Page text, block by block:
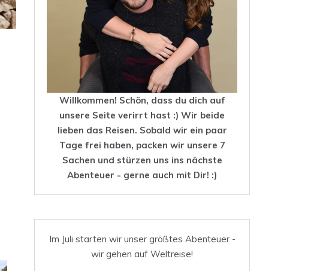
Willkommen! Schön, dass du dich auf
unsere Seite verirrt hast :) Wir beide
lieben das Reisen. Sobald wir ein paar
Tage frei haben, packen wir unsere 7
Sachen und stürzen uns ins nächste
Abenteuer - gerne auch mit Dir! :)
Im Juli starten wir unser größtes Abenteuer -
wir gehen auf Weltreise!